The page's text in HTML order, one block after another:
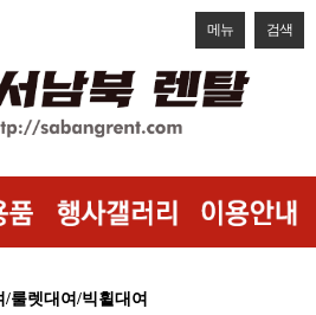
메뉴 검색
룰렛대여/빅휠대여